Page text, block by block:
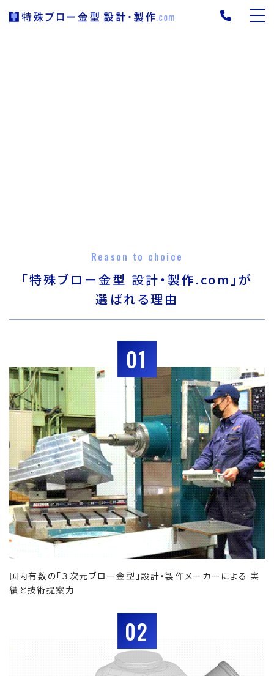
Reason to choice
「特殊ブロー金型 設計・製作.com」が
選ばれる理由
01
国内有数の「３次元ブロー金型」設計・製作メーカーによる 実
績と技術提案力
02